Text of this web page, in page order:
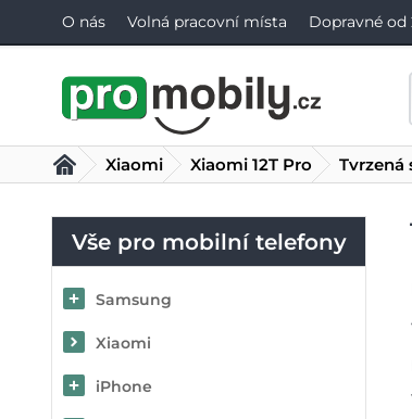
O nás Volná pracovní místa Dopravné od
Vše pro mobilní telefony
Samsung
Xiaomi
iPhone
Xiaomi Xiaomi 12T Pro Tvrzená